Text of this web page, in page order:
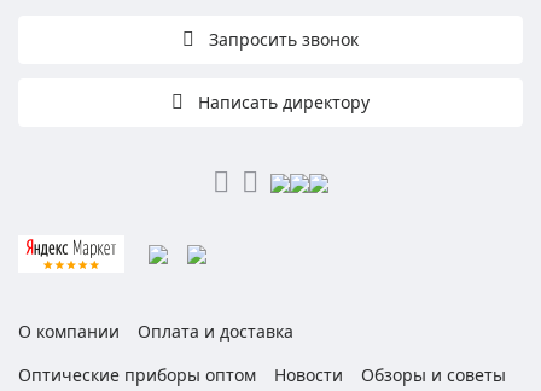
Запросить звонок
Написать директору
О компании
Оплата и доставка
Оптические приборы оптом
Новости
Обзоры и советы